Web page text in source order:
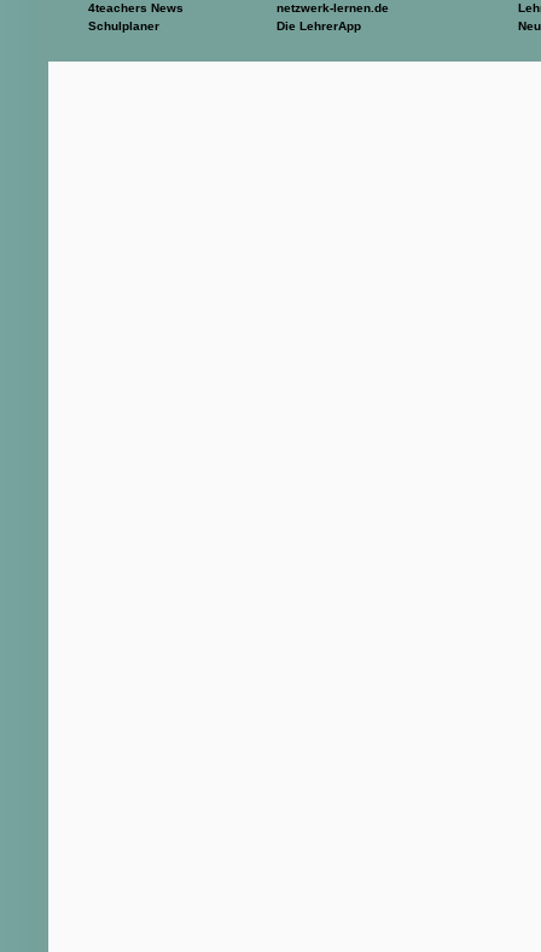
4teachers News
Schulplaner
netzwerk-lernen.de
Die LehrerApp